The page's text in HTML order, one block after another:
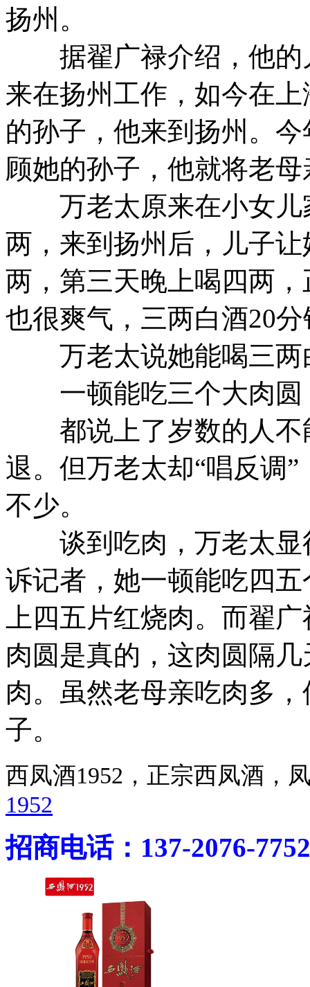
扬州。
据翟广禄介绍，他的
来在扬州工作，如今在
的孙子，他来到扬州。
顾她的孙子，他就将老
万老太原来在小女儿
两，来到扬州后，儿子
两，第三天晚上喝四两
也很爽气，三两白酒20
万老太说她能喝三两
一顿能吃三个大肉圆
都说上了岁数的人不
退。但万老太却“唱反调
不少。
谈到吃肉，万老太显
诉记者，她一顿能吃四
上四五片红烧肉。而翟
肉圆是真的，这肉圆隔
肉。虽然老母亲吃肉多
子。
西凤酒1952，正宗西凤酒
1952
招商电话：137-2076-7752